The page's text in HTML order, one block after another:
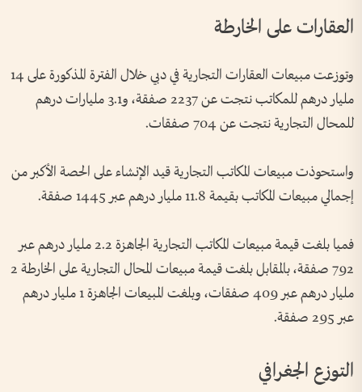
العقارات على الخارطة
وتوزعت مبيعات العقارات التجارية في دبي خلال الفترة المذكورة على 14
مليار درهم للمكاتب نتجت عن 2237 صفقة، و3.1 مليارات درهم
للمحال التجارية نتجت عن 704 صفقات.
واستحوذت مبيعات المكاتب التجارية قيد الإنشاء على الحصة الأكبر من
إجمالي مبيعات المكاتب بقيمة 11.8 مليار درهم عبر 1445 صفقة.
فميا بلغت قيمة مبيعات المكاتب التجارية الجاهزة 2.2 مليار درهم عبر
792 صفقة، بالمقابل بلغت قيمة مبيعات المحال التجارية على الخارطة 2
مليار درهم عبر 409 صفقات، وبلغت المبيعات الجاهزة 1 مليار درهم
عبر 295 صفقة.
التوزع الجغرافي